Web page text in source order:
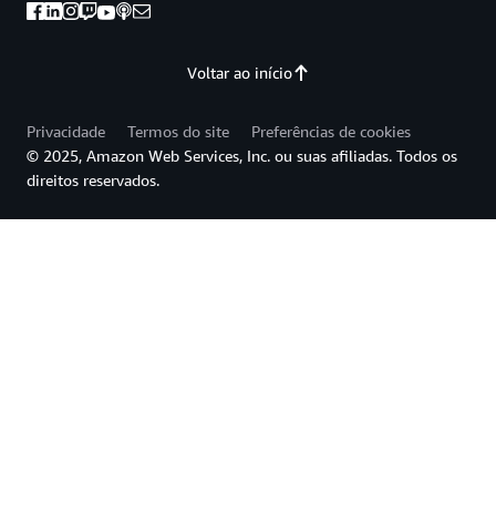
Voltar ao início
Privacidade Termos do site
Preferências de cookies
© 2025, Amazon Web Services, Inc. ou suas afiliadas. Todos os
direitos reservados.